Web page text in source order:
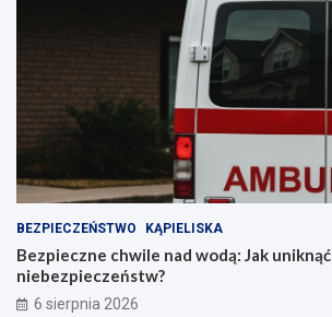
BEZPIECZEŃSTWO KĄPIELISKA
Bezpieczne chwile nad wodą: Jak uniknąć
niebezpieczeństw?
6 sierpnia 2026